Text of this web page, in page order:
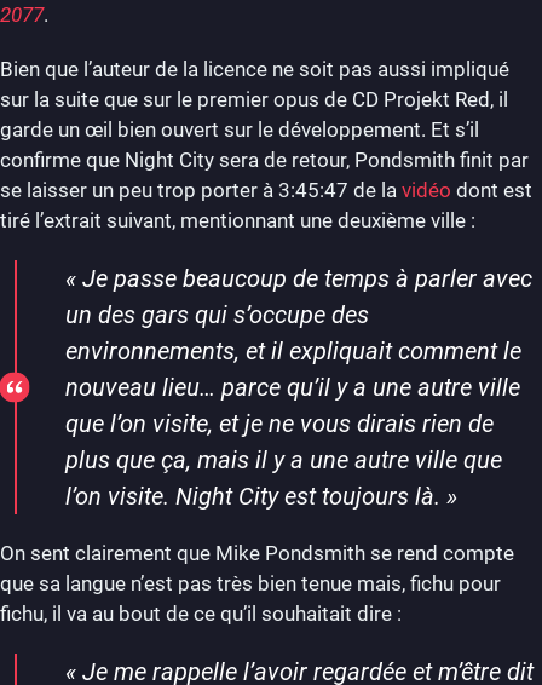
2077.
Bien que l’auteur de la licence ne soit pas aussi impliqué
sur la suite que sur le premier opus de CD Projekt Red, il
garde un œil bien ouvert sur le développement. Et s’il
confirme que Night City sera de retour, Pondsmith finit par
se laisser un peu trop porter à 3:45:47 de la vidéo dont est
tiré l’extrait suivant, mentionnant une deuxième ville :
« Je passe beaucoup de temps à parler avec
un des gars qui s’occupe des
environnements, et il expliquait comment le
nouveau lieu… parce qu’il y a une autre ville
que l’on visite, et je ne vous dirais rien de
plus que ça, mais il y a une autre ville que
l’on visite. Night City est toujours là. »
On sent clairement que Mike Pondsmith se rend compte
que sa langue n’est pas très bien tenue mais, fichu pour
fichu, il va au bout de ce qu’il souhaitait dire :
« Je me rappelle l’avoir regardée et m’être dit